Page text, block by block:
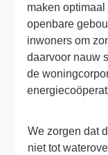
maken
openbare
inwoners om
daarvoor nauw
de
We zorgen dat
niet tot